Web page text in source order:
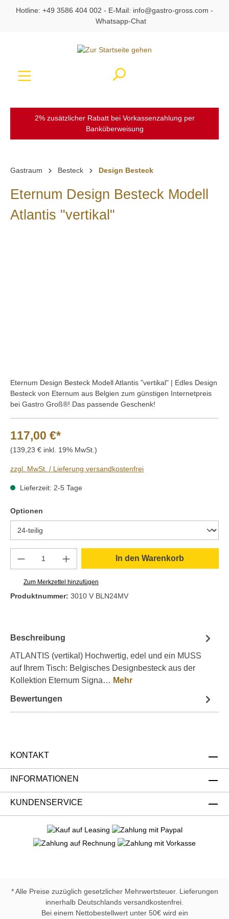
springen
Hotline: +49 3586 404 002 - E-Mail: info@gastro-gross.com -
Whatsapp-Chat
2% zusätzlicher Rabatt bei Vorkassenzahlung per
Banküberweisung
Gastraum Besteck Design Besteck
Eternum Design Besteck Modell
Atlantis "vertikal"
Eternum Design Besteck Modell Atlantis "vertikal" | Edles Design
Besteck von Eternum aus Belgien zum günstigen Internetpreis
bei Gastro Groß®! Das passende Geschenk!
117,00 €*
(139,23 € inkl. 19% MwSt.)
zzgl. MwSt. / Lieferung versandkostenfrei
Lieferzeit: 2-5 Tage
Optionen
Produkt Anzahl: Gib den gewünschten
In den Warenkorb
Zum Merkzettel hinzufügen
Produktnummer: 3010 V BLN24MV
Beschreibung
ATLANTIS (vertikal) Hochwertig, edel und ein MUSS
auf Ihrem Tisch: Belgisches Designbesteck aus der
Kollektion Eternum Signa… Mehr
Bewertungen
KONTAKT
INFORMATIONEN
KUNDENSERVICE
* Alle Preise zuzüglich gesetzlicher Mehrwertsteuer. Lieferungen
innerhalb Deutschlands versandkostenfrei.
Bei einem Nettobestellwert unter 50€ wird ein